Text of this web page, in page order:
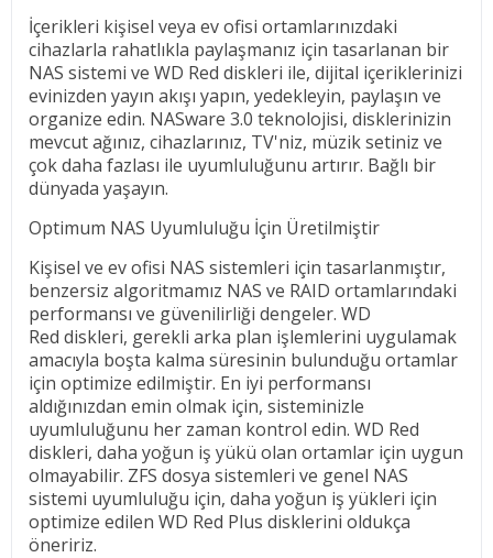
İçerikleri kişisel veya ev ofisi ortamlarınızdaki
cihazlarla rahatlıkla paylaşmanız için tasarlanan bir
NAS sistemi ve WD Red diskleri ile, dijital içeriklerinizi
evinizden yayın akışı yapın, yedekleyin, paylaşın ve
organize edin. NASware 3.0 teknolojisi, disklerinizin
mevcut ağınız, cihazlarınız, TV'niz, müzik setiniz ve
çok daha fazlası ile uyumluluğunu artırır. Bağlı bir
dünyada yaşayın.
Optimum NAS Uyumluluğu İçin Üretilmiştir
Kişisel ve ev ofisi NAS sistemleri için tasarlanmıştır,
benzersiz algoritmamız NAS ve RAID ortamlarındaki
performansı ve güvenilirliği dengeler. WD
Red diskleri, gerekli arka plan işlemlerini uygulamak
amacıyla boşta kalma süresinin bulunduğu ortamlar
için optimize edilmiştir. En iyi performansı
aldığınızdan emin olmak için, sisteminizle
uyumluluğunu her zaman kontrol edin. WD Red
diskleri, daha yoğun iş yükü olan ortamlar için uygun
olmayabilir. ZFS dosya sistemleri ve genel NAS
sistemi uyumluluğu için, daha yoğun iş yükleri için
optimize edilen WD Red Plus disklerini oldukça
öneririz.